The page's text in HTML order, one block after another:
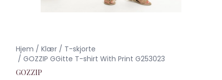
Hjem / Klær / T-skjorte
/ GOZZIP GGitte T-shirt With Print G253023
GOZZIP